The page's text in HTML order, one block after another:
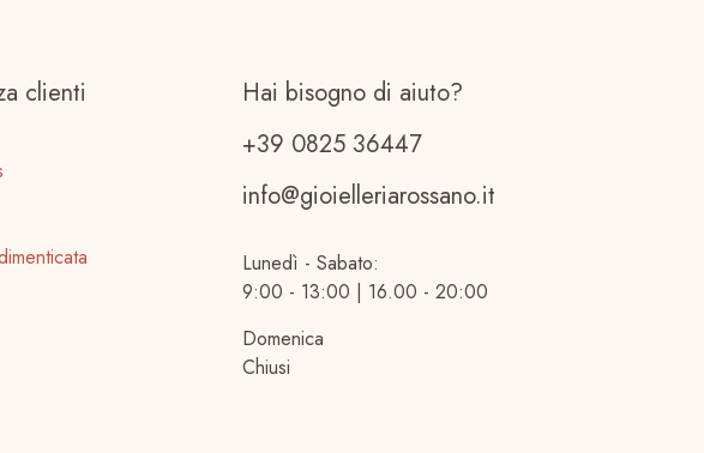
clienti
Hai bisogno di aiuto?
+39 0825 36447
info@gioielleriarossano.it
Lunedì - Sabato:
9:00 - 13:00 | 16.00 - 20:00
Domenica
Chiusi